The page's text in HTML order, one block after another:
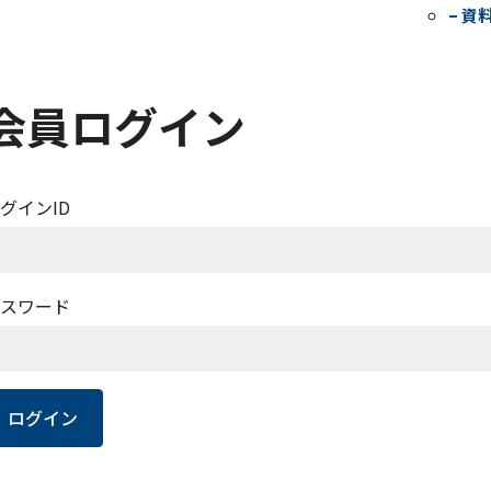
– 資
員ログイン
インID
ワード
ログイン